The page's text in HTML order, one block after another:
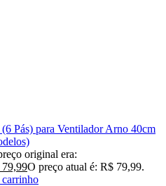
Pás) para Ventilador Arno 40cm
original era:
79,99O preço atual é: R$ 79,99.